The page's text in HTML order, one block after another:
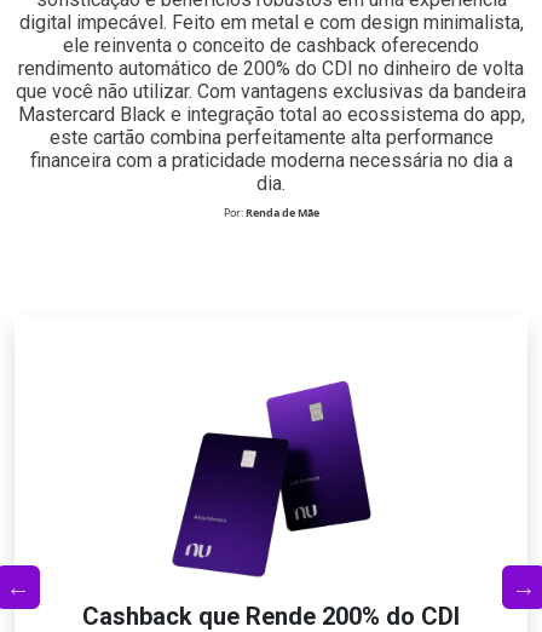
digital impecável. Feito em metal e com design minimalista,
ele reinventa o conceito de cashback oferecendo
rendimento automático de 200% do CDI no dinheiro de volta
que você não utilizar. Com vantagens exclusivas da bandeira
Mastercard Black e integração total ao ecossistema do app,
este cartão combina perfeitamente alta performance
financeira com a praticidade moderna necessária no dia a
dia.
Por:Renda de Mãe
Cashback que Rende 200% do CDI